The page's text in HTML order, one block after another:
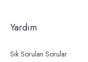
Yardım
Sık Sorulan Sorular